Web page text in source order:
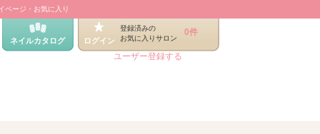
ページ・お気に入り
ネイルカタログ ログイン
登録済みの
お気に入りサロン
0件
ユーザー登録する